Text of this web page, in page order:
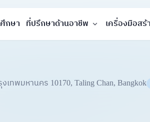
กษา ที่ปรึกษาด้านอาชีพ เครื่องมือสร้
พมหานคร 10170, Taling Chan, Bangkok